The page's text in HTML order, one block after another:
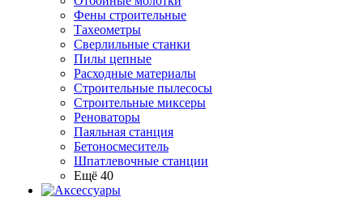
Фены строительные
Тахеометры
Сверлильные станки
Пилы цепные
Расходные материалы
Строительные пылесосы
Строительные миксеры
Реноваторы
Паяльная станция
Бетоносмеситель
Шпатлевочные станции
Ещё 40